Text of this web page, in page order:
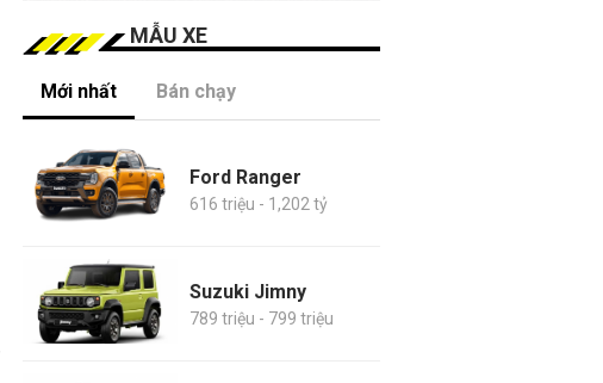
MẪU XE
Mới nhất Bán chạy
Ford Ranger
616 triệu - 1,202 tỷ
Suzuki Jimny
789 triệu - 799 triệu